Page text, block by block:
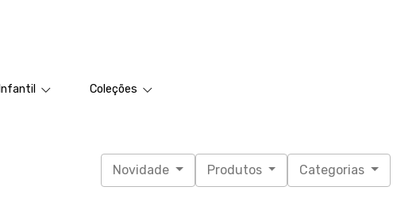
Infantil Coleções
Novidade Produtos Categorias